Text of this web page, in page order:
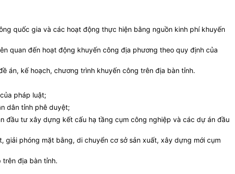
quốc gia và các hoạt động thực hiện bằng nguồn kinh phí khuyến
quan đến hoạt động khuyến công địa phương theo quy định của
án, kế hoạch, chương trình khuyến công trên địa bàn tỉnh.
pháp luật;
dân tỉnh phê duyệt;
đầu tư xây dựng kết cấu hạ tầng cụm công nghiệp và các dự án đầu
phóng mặt bằng, di chuyển cơ sở sản xuất, xây dựng mới cụm
địa bàn tỉnh.